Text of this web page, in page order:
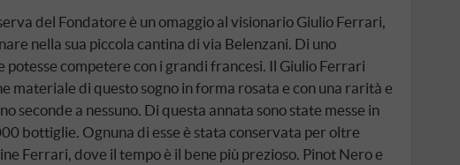
del Fondatore è un omaggio al visionario Giulio Ferrari,
nella sua piccola cantina di via Belenzani. Di uno
potesse competere con i grandi francesi. Il Giulio Ferrari
materiale di questo sogno in forma rosata e con una rarità e
seconde a nessuno. Di questa annata sono state messe in
bottiglie. Ognuna di esse è stata conservata per oltre
Ferrari, dove il tempo è il bene più prezioso. Pinot Nero e